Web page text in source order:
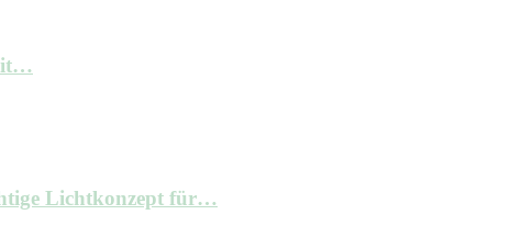
Lichtkonzept für…